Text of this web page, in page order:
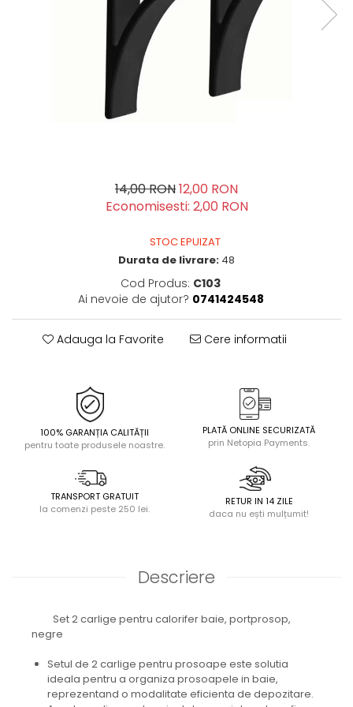
14,00 RON12,00 RON
Economisesti: 2,00 RON
STOC EPUIZAT
Durata de livrare: 48
Cod Produs: C103
Ai nevoie de ajutor? 0741424548
Adauga la Favorite Cere informatii
100% GARANȚIA CALITĂȚII
pentru toate produsele noastre.
PLATĂ ONLINE SECURIZATĂ
prin Netopia Payments.
TRANSPORT GRATUIT
la comenzi peste 250 lei.
RETUR IN 14 ZILE
daca nu ești mulțumit!
Descriere
Set 2 carlige pentru calorifer baie, portprosop,
negre
Setul de 2 carlige pentru prosoape este solutia
ideala pentru a organiza prosoapele in baie,
reprezentand o modalitate eficienta de depozitare.